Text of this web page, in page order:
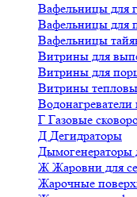
Вафельницы для
Вафельницы для
Вафельницы
Витрины для
Витрины для
Витрины
Г Газовые
Д Дегидраторы
Дымогенераторы
ЖЖаровни для
Жарочные